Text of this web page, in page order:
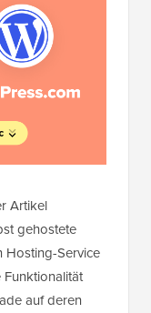
Artikel
gehostete
Hosting-Service
auf deren